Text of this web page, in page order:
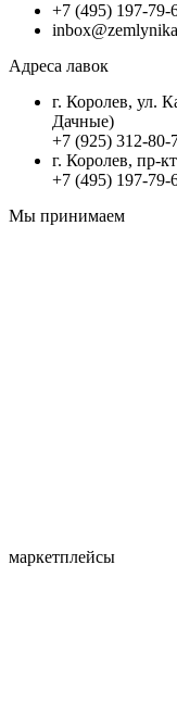
+7 (495) 197-79-
Адреса лавок
г. Королев, ул.
Дачные)
+7 (925) 312-80-
г. Королев, пр-
+7 (495) 197-79-
Мы принимаем
маркетплейсы